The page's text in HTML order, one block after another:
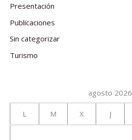
Presentación
Publicaciones
Sin categorizar
Turismo
agosto 2026
L M X J